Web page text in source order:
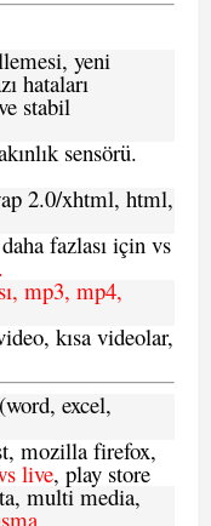
yeni
hataları
stabil
sensörü.
2.0/xhtml, html,
fazlası için vs
mp3, mp4,
kısa videolar,
excel,
mozilla firefox,
live, play store
multi media,